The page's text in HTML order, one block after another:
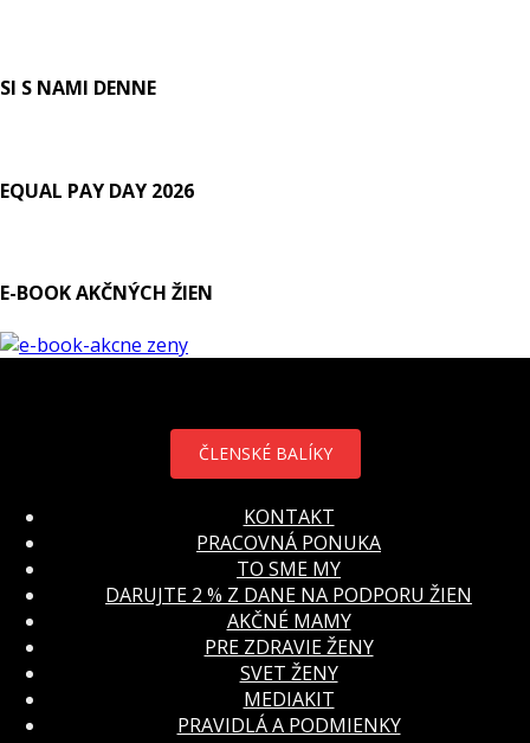
SI S NAMI DENNE
EQUAL PAY DAY 2026
E-BOOK AKČNÝCH ŽIEN
ČLENSKÉ BALÍKY
KONTAKT
PRACOVNÁ PONUKA
TO SME MY
DARUJTE 2 % Z DANE NA PODPORU ŽIEN
AKČNÉ MAMY
PRE ZDRAVIE ŽENY
SVET ŽENY
MEDIAKIT
PRAVIDLÁ A PODMIENKY